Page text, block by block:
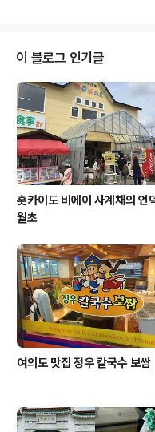
래서 나도 단순하고 기본적인 2가지
방송의 사회적 영향력은 강력하다.
인 20%의 의미는 5천 만명 인구중
한 화면을 보고 있다는 얘기다. PD,
생각과 말이 1천 만 이상의 대중들
다. 가족들은 TV를 보면서 식..
이 블로그 인기글
홋카이도 비에이 사계채의 언
월초
여의도 맛집 정우 칼국수 보쌈